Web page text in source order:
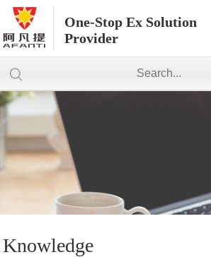
One-Stop Ex Solution
Provider
Knowledge